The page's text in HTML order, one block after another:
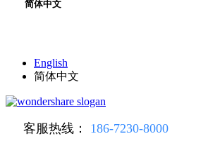
简体中文
English
简体中文
客服热线： 186-7230-8000